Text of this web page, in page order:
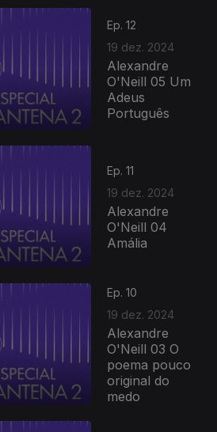
Ep. 12
19 dez. 2024
Alexandre
O'Neill 05 Um
Adeus
Português
Ep. 11
19 dez. 2024
Alexandre
O'Neill 04
Amália
Ep. 10
19 dez. 2024
Alexandre
O'Neill 03 O
poema pouco
original do
medo